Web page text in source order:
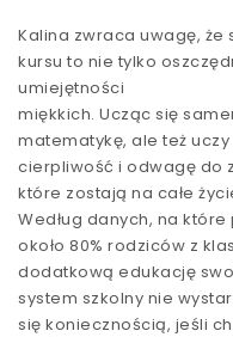
Kalina zwraca uwagę,
kursu to nie tylko
umiejętności
miękkich. Ucząc się
matematykę, ale też
cierpliwość i odwagę do
które zostają na całe
Według danych, na które
około 80% rodziców z
dodatkową edukację
system szkolny nie
się koniecznością, jeśli